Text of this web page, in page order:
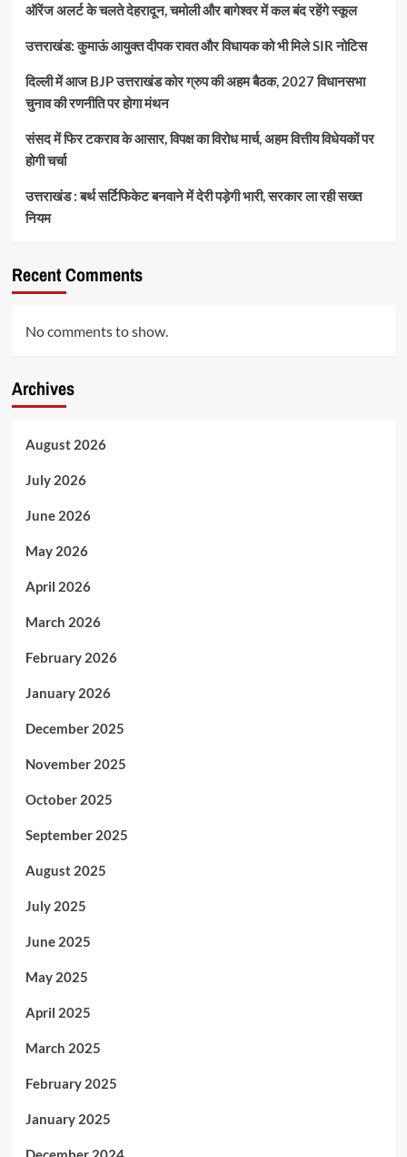
ऑरेंज अलर्ट के चलते देहरादून, चमोली और बागेश्वर में कल बंद रहेंगे स्कूल
उत्तराखंड: कुमाऊं आयुक्त दीपक रावत और विधायक को भी मिले SIR नोटिस
दिल्ली में आज BJP उत्तराखंड कोर ग्रुप की अहम बैठक, 2027 विधानसभा
चुनाव की रणनीति पर होगा मंथन
संसद में फिर टकराव के आसार, विपक्ष का विरोध मार्च, अहम वित्तीय विधेयकों पर
होगी चर्चा
उत्तराखंड : बर्थ सर्टिफिकेट बनवाने में देरी पड़ेगी भारी, सरकार ला रही सख्त
नियम
Recent Comments
No comments to show.
Archives
August 2026
July 2026
June 2026
May 2026
April 2026
March 2026
February 2026
January 2026
December 2025
November 2025
October 2025
September 2025
August 2025
July 2025
June 2025
May 2025
April 2025
March 2025
February 2025
January 2025